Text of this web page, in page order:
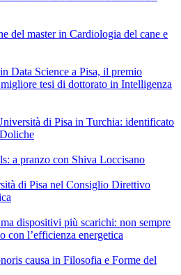
del master in Cardiologia del cane e
Data Science a Pisa, il premio
tesi di dottorato in Intelligenza
di Pisa in Turchia: identificato
a pranzo con Shiva Loccisano
di Pisa nel Consiglio Direttivo
dispositivi più scarichi: non sempre
con l’efficienza energetica
causa in Filosofia e Forme del